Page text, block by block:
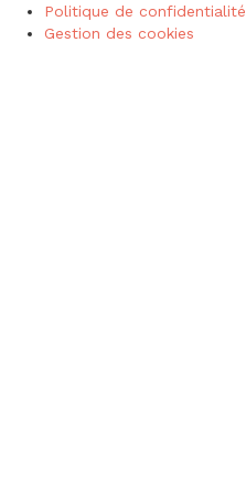
Politique de confidentialité
Gestion des cookies